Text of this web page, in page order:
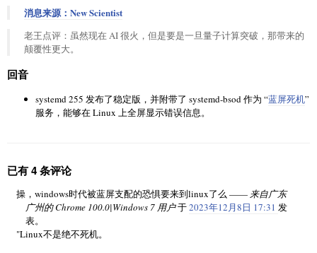
消息来源：New Scientist
老王点评：虽然现在 AI 很火，但是要是一旦量子计算突破，那带来的
颠覆性更大。
回音
systemd 255 发布了稳定版，并附带了 systemd-bsod 作为 “蓝屏死机”
服务，能够在 Linux 上全屏显示错误信息。
已有 4 条评论
操，windows时代被蓝屏支配的恐惧要来到linux了么 —— 来自广东
广州的 Chrome 100.0|Windows 7 用户于2023年12月8日 17:31 发
表。
"Linux不是绝不死机。